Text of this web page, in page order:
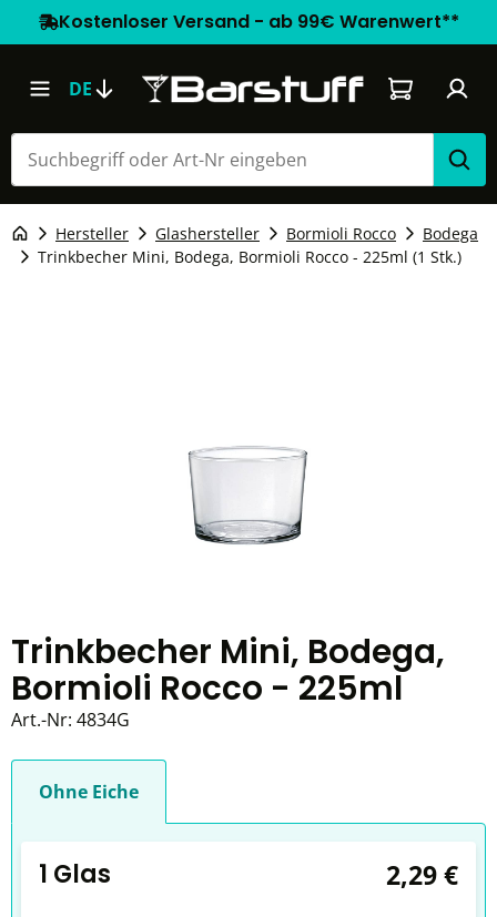
Kostenloser Versand - ab 99€ Warenwert**
DE Warenkorb
Hersteller Glashersteller Bormioli Rocco
Bodega
Trinkbecher Mini, Bodega, Bormioli Rocco - 225ml (1 Stk.)
Trinkbecher Mini, Bodega,
Bormioli Rocco - 225ml
Art.-Nr: 4834G
Ohne Eiche
1 Glas 2,29 €